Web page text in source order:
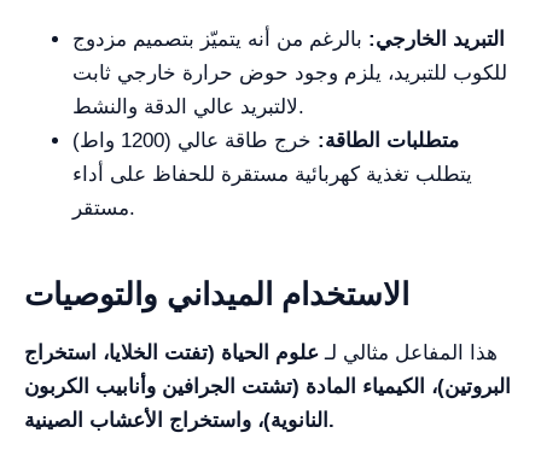
التبريد الخارجي: بالرغم من أنه يتميّز بتصميم مزدوج
للكوب للتبريد، يلزم وجود حوض حرارة خارجي ثابت
لالتبريد عالي الدقة والنشط.
متطلبات الطاقة:
خرج طاقة عالي (1200 واط)
يتطلب تغذية كهربائية مستقرة للحفاظ على أداء
مستقر.
الاستخدام الميداني والتوصيات
هذا المفاعل مثالي لـعلوم الحياة (تفتت الخلايا، استخراج
البروتين)، الكيمياء المادة (تشتت الجرافين وأنابيب الكربون
النانوية)، واستخراج الأعشاب الصينية.